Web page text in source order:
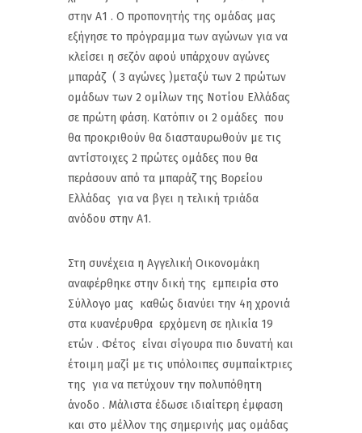
στην Α1 . Ο προπονητής της ομάδας μας
εξήγησε το πρόγραμμα των αγώνων για να
κλείσει η σεζόν αφού υπάρχουν αγώνες
μπαράζ ( 3 αγώνες )μεταξύ των 2 πρώτων
ομάδων των 2 ομίλων της Νοτίου Ελλάδας
σε πρώτη φάση. Κατόπιν οι 2 ομάδες που
θα προκριθούν θα διασταυρωθούν με τις
αντίστοιχες 2 πρώτες ομάδες που θα
περάσουν από τα μπαράζ της Βορείου
Ελλάδας για να βγει η τελική τριάδα
ανόδου στην Α1.
Στη συνέχεια η Αγγελική Οικονομάκη
αναφέρθηκε στην δική της εμπειρία στο
Σύλλογο μας καθώς διανύει την 4η χρονιά
στα κυανέρυθρα ερχόμενη σε ηλικία 19
ετών . Φέτος είναι σίγουρα πιο δυνατή και
έτοιμη μαζί με τις υπόλοιπες συμπαίκτριες
της για να πετύχουν την πολυπόθητη
άνοδο . Μάλιστα έδωσε ιδιαίτερη έμφαση
και στο μέλλον της σημερινής μας ομάδας